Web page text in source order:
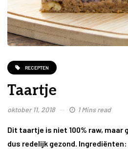
RECEPTEN
Taartje
oktober 11, 2018 1 Mins read
Dit taartje is niet 100% raw, maar
dus redelijk gezond.